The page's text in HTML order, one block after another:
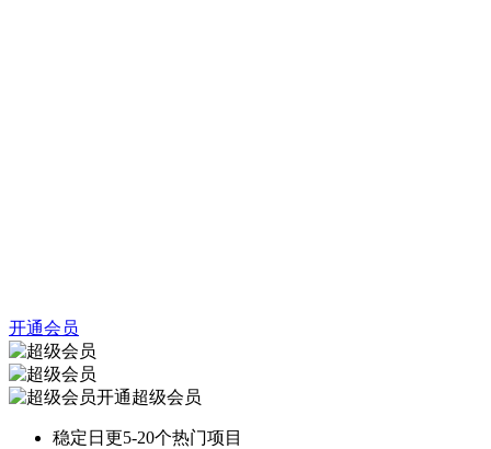
开通会员
开通超级会员
稳定日更5-20个热门项目